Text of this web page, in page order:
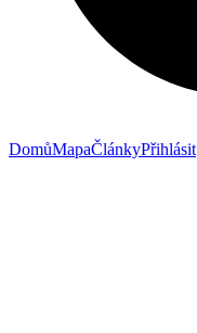
DomůMapaČlánkyPřihlásit